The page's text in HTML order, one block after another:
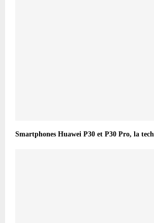
Smartphones Huawei P30 et P30 Pro, la